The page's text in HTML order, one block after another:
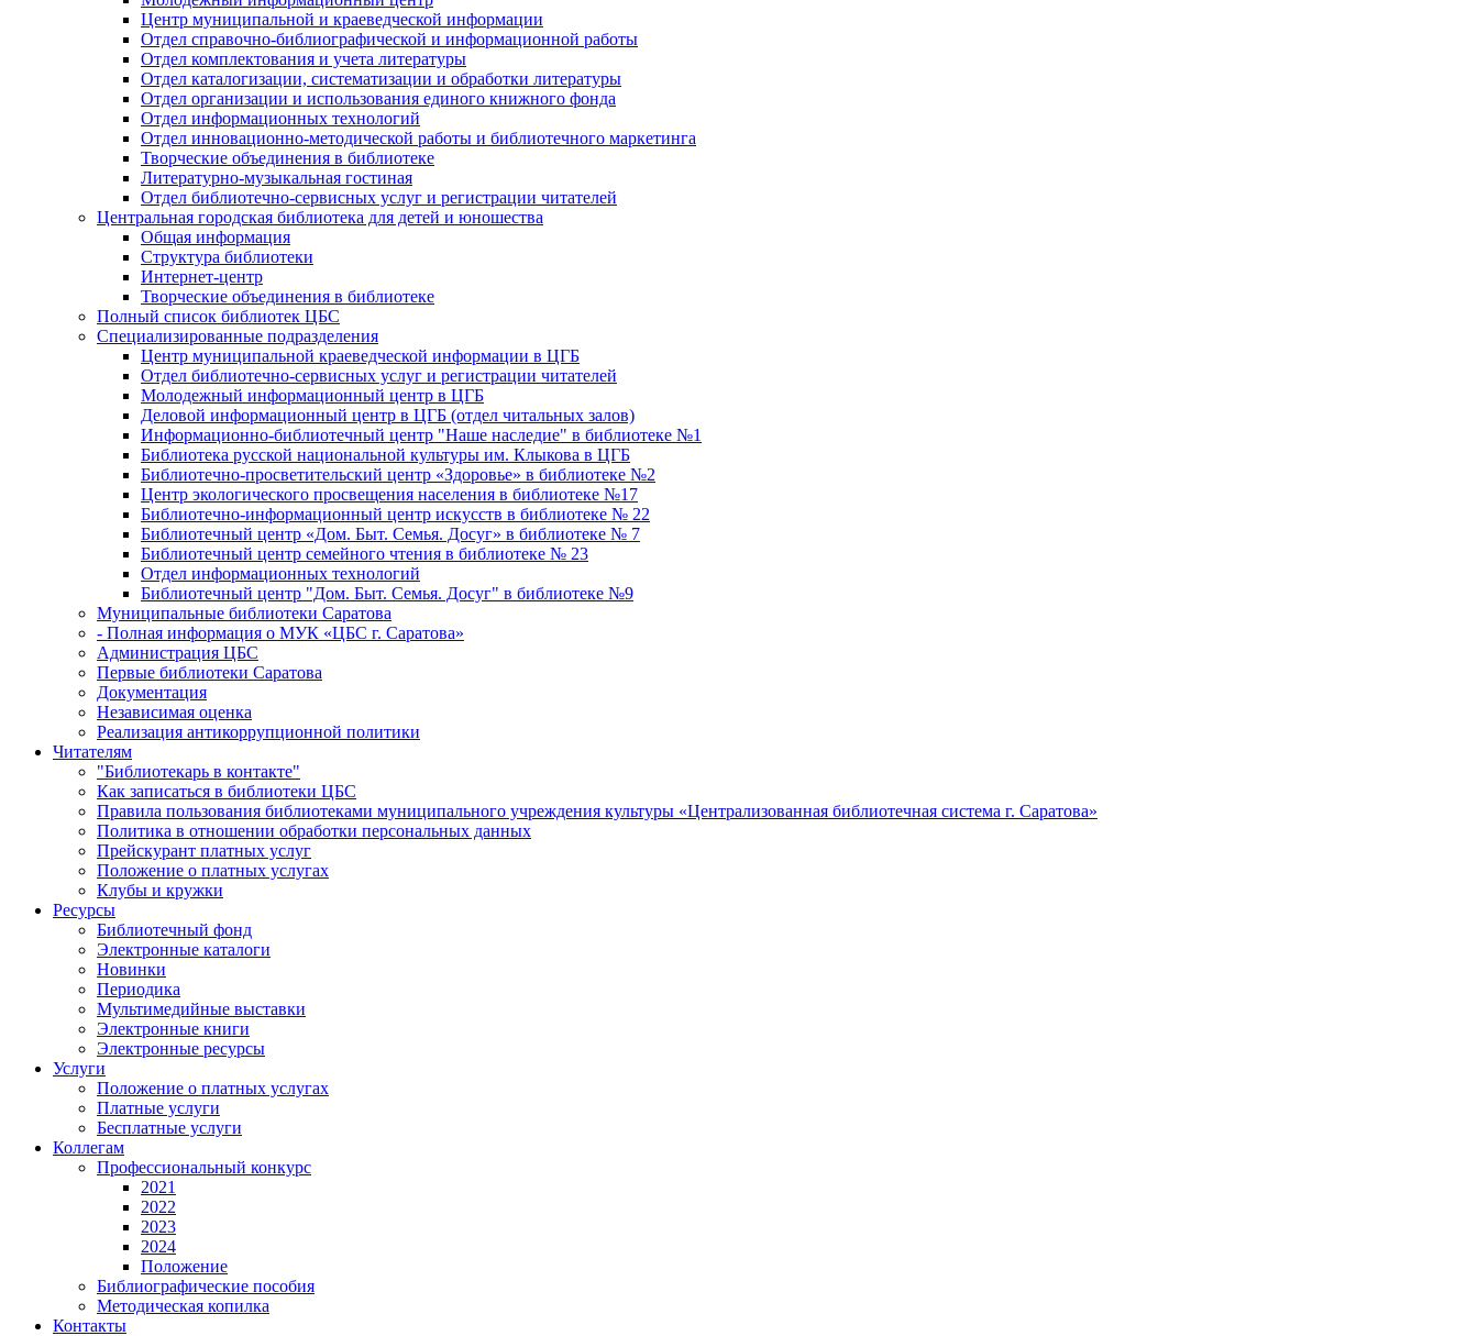
Центр муниципальной и краеведческой информации
Отдел справочно-библиографической и информационной работы
Отдел комплектования и учета литературы
Отдел каталогизации, систематизации и обработки литературы
Отдел организации и использования единого книжного фонда
Отдел информационных технологий
Отдел инновационно-методической работы и библиотечного маркетинга
Творческие объединения в библиотеке
Литературно-музыкальная гостиная
Отдел библиотечно-сервисных услуг и регистрации читателей
Центральная городская библиотека для детей и юношества
Общая информация
Структура библиотеки
Интернет-центр
Творческие объединения в библиотеке
Полный список библиотек ЦБС
Специализированные подразделения
Центр муниципальной краеведческой информации в ЦГБ
Отдел библиотечно-сервисных услуг и регистрации читателей
Молодежный информационный центр в ЦГБ
Деловой информационный центр в ЦГБ (отдел читальных залов)
Информационно-библиотечный центр "Наше наследие" в библиотеке №1
Библиотека русской национальной культуры им. Клыкова в ЦГБ
Библиотечно-просветительский центр «Здоровье» в библиотеке №2
Центр экологического просвещения населения в библиотеке №17
Библиотечно-информационный центр искусств в библиотеке № 22
Библиотечный центр «Дом. Быт. Семья. Досуг» в библиотеке № 7
Библиотечный центр семейного чтения в библиотеке № 23
Отдел информационных технологий
Библиотечный центр "Дом. Быт. Семья. Досуг" в библиотеке №9
Муниципальные библиотеки Саратова
- Полная информация о МУК «ЦБС г. Саратова»
Администрация ЦБС
Первые библиотеки Саратова
Документация
Независимая оценка
Реализация антикоррупционной политики
Читателям
"Библиотекарь в контакте"
Как записаться в библиотеки ЦБС
Правила пользования библиотеками муниципального учреждения культуры «Централизованная библиотечная система г. Саратова»
Политика в отношении обработки персональных данных
Прейскурант платных услуг
Положение о платных услугах
Клубы и кружки
Ресурсы
Библиотечный фонд
Электронные каталоги
Новинки
Периодика
Мультимедийные выставки
Электронные книги
Электронные ресурсы
Услуги
Положение о платных услугах
Платные услуги
Бесплатные услуги
Коллегам
Профессиональный конкурс
2021
2022
2023
2024
Положение
Библиографические пособия
Методическая копилка
Контакты